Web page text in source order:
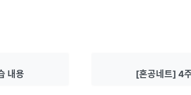
내용 [혼공네트] 4